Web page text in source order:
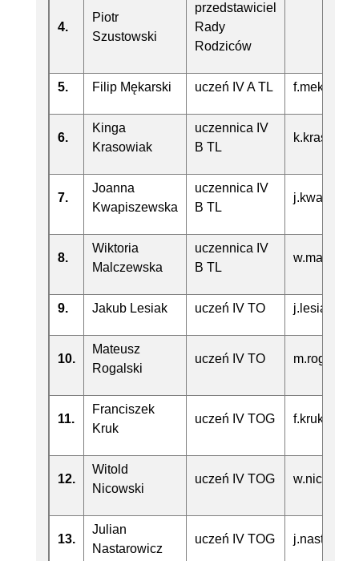
4.
Piotr
Szustowski
przedstawiciel
Rady
Rodziców
5. Filip Mękarski uczeń IV A TL
6.
Kinga
Krasowiak
uczennica IV
B TL
7.
Joanna
Kwapiszewska
uczennica IV
B TL
8.
Wiktoria
Malczewska
uczennica IV
B TL
9. Jakub Lesiak uczeń IV TO
10.
Mateusz
Rogalski
uczeń IV TO
11.
Franciszek
Kruk
uczeń IV TOG
12.
Witold
Nicowski
uczeń IV TOG
13.
Julian
Nastarowicz
uczeń IV TOG